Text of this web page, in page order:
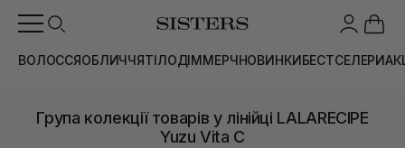
ВОЛОССЯОБЛИЧЧЯТІЛОДІММЕРЧНОВИНКИБЕСТСЕЛЕРИ
Група колекції товарів у лінійці LALARECIPE
Yuzu Vita C